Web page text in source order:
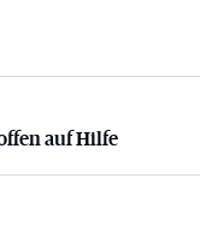
auf Hilfe
auf Hilfe